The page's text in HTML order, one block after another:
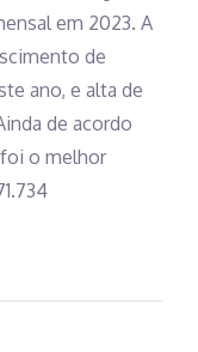
em 2023. A
de
ano, e alta de
de acordo
o melhor